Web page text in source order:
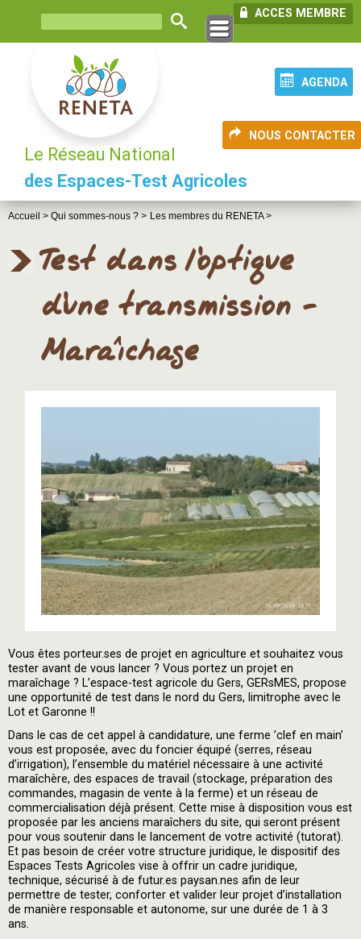
ACCES MEMBRE
AGENDA
NOUS CONTACTER
Le Réseau National
des Espaces-Test Agricoles
Accueil > Qui sommes-nous ? > Les membres du RENETA >
Test dans l'optique
d'une transmission -
Maraîchage
Vous êtes porteur.ses de projet en agriculture et souhaitez vous
tester avant de vous lancer ? Vous portez un projet en
maraîchage ? L’espace-test agricole du Gers, GERsMES, propose
une opportunité de test dans le nord du Gers, limitrophe avec le
Lot et Garonne !!
Dans le cas de cet appel à candidature, une ferme ’clef en main’
vous est proposée, avec du foncier équipé (serres, réseau
d’irrigation), l’ensemble du matériel nécessaire à une activité
maraîchère, des espaces de travail (stockage, préparation des
commandes, magasin de vente à la ferme) et un réseau de
commercialisation déjà présent. Cette mise à disposition vous est
proposée par les anciens maraîchers du site, qui seront présent
pour vous soutenir dans le lancement de votre activité (tutorat).
Et pas besoin de créer votre structure juridique, le dispositif des
Espaces Tests Agricoles vise à offrir un cadre juridique,
technique, sécurisé à de futur.es paysan.nes afin de leur
permettre de tester, conforter et valider leur projet d’installation
de manière responsable et autonome, sur une durée de 1 à 3
ans.